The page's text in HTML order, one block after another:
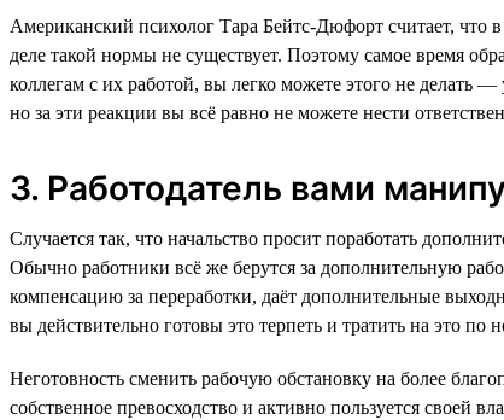
Американский психолог Тара Бейтс-Дюфорт считает, что
деле такой нормы не существует. Поэтому самое время
коллегам с их работой, вы легко можете этого не делать —
но за эти реакции вы всё равно не можете нести
3. Работодатель вами
Случается так, что начальство просит поработать
Обычно работники всё же берутся за дополнительную
компенсацию за переработки, даёт дополнительные
вы действительно готовы это терпеть и тратить на это по
Неготовность сменить рабочую обстановку на более
собственное превосходство и активно пользуется